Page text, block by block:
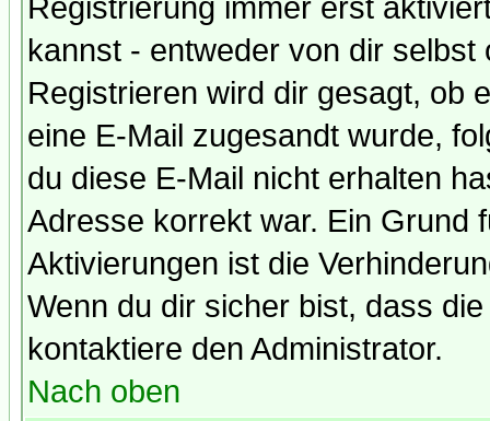
Registrierung immer erst
kannst - entweder von dir selbst
Registrieren wird dir gesagt, ob
eine E-Mail zugesandt wurde,
du diese E-Mail nicht erhalten
Adresse korrekt war. Ein Grund
Aktivierungen ist die
Wenn du dir sicher bist, dass
kontaktiere den Administrator.
Nach oben